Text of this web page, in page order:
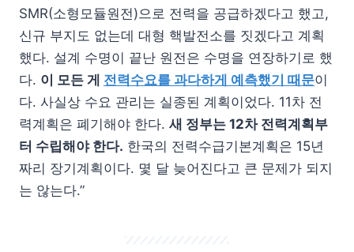
SMR(소형모듈원전)으로 전력을 공급하겠다고 했고,
신규 부지도 없는데 대형 핵발전소를 짓겠다고 계획
했다. 설계 수명이 끝난 원전은 수명을 연장하기로 했
다. 이 모든 게 전력수요를 과다하게 예측했기 때문이
다. 사실상 수요 관리는 실종된 계획이었다. 11차 전
력계획은 폐기해야 한다. 새 정부는 12차 전력계획부
터 수립해야 한다. 한국의 전력수급기본계획은 15년
짜리 장기계획이다. 몇 달 늦어진다고 큰 문제가 되지
는 않는다.”